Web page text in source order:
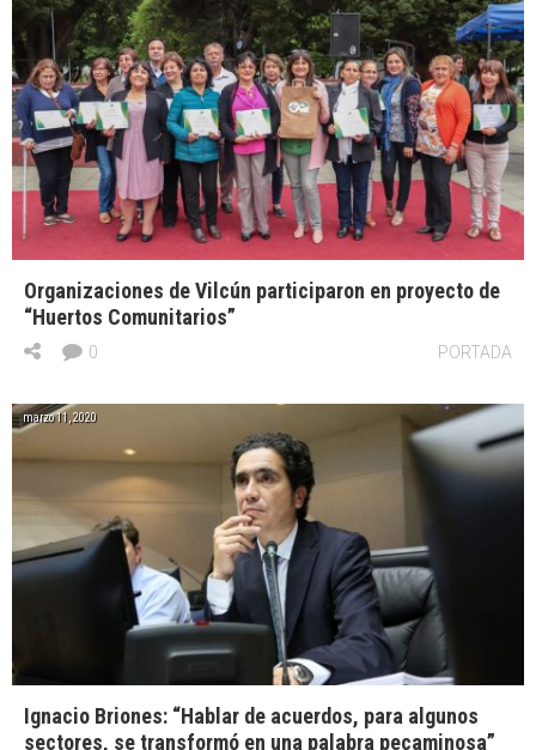
Organizaciones de Vilcún participaron en proyecto de
“Huertos Comunitarios”
PORTADA
0
marzo 11, 2020
Ignacio Briones: “Hablar de acuerdos, para algunos
sectores, se transformó en una palabra pecaminosa”